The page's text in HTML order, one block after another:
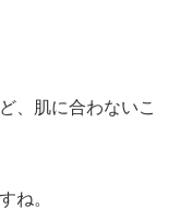
、肌に合わないこ
ね。